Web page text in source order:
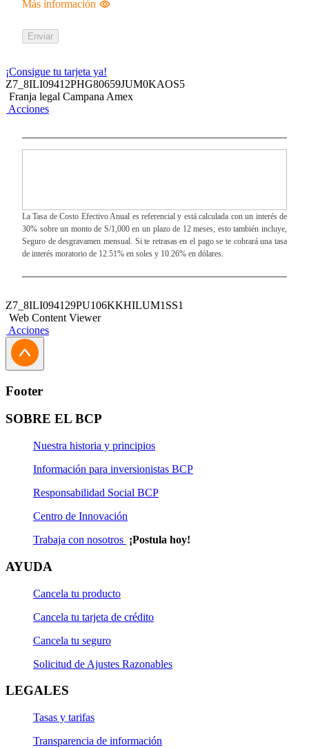
Más información
Enviar
¡Consigue tu tarjeta ya!
Z7_8ILI09412PHG80659JUM0KAOS5
Franja legal Campana Amex
Acciones
La Tasa de Costo Efectivo Anual es referencial y está calculada con un interés de
30% sobre un monto de S/1,000 en un plazo de 12 meses; esto también incluye,
Seguro de desgravamen mensual. Si te retrasas en el pago se te cobrará una tasa
de interés moratorio de 12.51% en soles y 10.26% en dólares.
Z7_8ILI094129PU106KKHILUM1SS1
Web Content Viewer
Acciones
Footer
SOBRE EL BCP
Nuestra historia y principios
Información para inversionistas BCP
Responsabilidad Social BCP
Centro de Innovación
Trabaja con nosotros ¡Postula hoy!
AYUDA
Cancela tu producto
Cancela tu tarjeta de crédito
Cancela tu seguro
Solicitud de Ajustes Razonables
LEGALES
Tasas y tarifas
Transparencia de información